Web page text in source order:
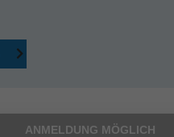
ANMELDUNG MÖGLICH